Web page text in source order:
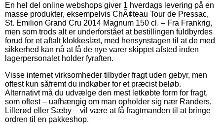
En hel del online webshops giver 1 hverdags levering på en
masse produkter, eksempelvis ChÃ¢teau Tour de Pressac,
St. Emilion Grand Cru 2014 Magnum 150 cl. – Fra Frankrig,
men som trods alt er underforstået at bestillingen fuldbyrdes
forud for et aftalt klokkeslæt, med hensynstagen til at de med
sikkerhed kan nå at få de nye varer skippet afsted inden
lagerpersonalet holder fyraften.
Visse internet virksomheder tilbyder fragt uden gebyr, men
oftest kun såfremt du indkøber for et præcist beløb.
Alternativt må du udvælge den mest letkøbte form for fragt,
som oftest – uafhængig om man opholder sig nær Randers,
Lillerød eller Sæby – vil være at få fragtmanden til at bringe
ordren til en pakkeshop.